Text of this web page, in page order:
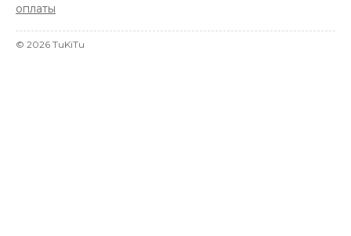
оплаты
© 2026 TuKiTu